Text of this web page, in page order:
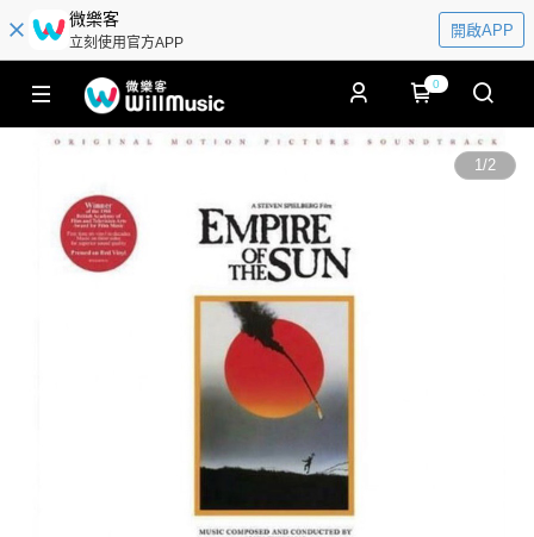
微樂客
立刻使用官方APP
開啟APP
0
1/2